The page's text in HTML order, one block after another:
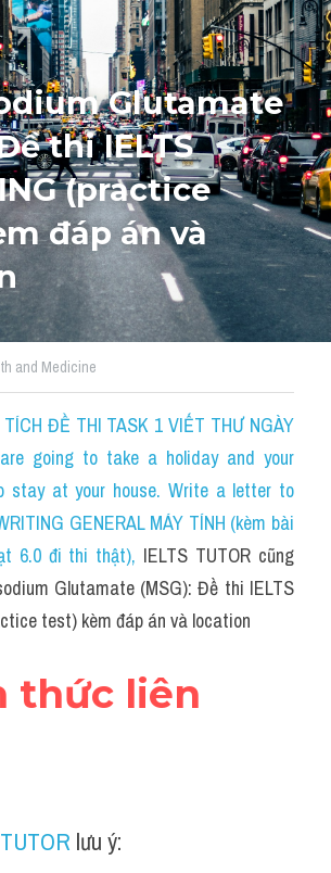
Travelling
nghe Tiếng Anh cùng IELTS T
Glutamate
thi IELTS
(practice
đáp án và
and Medicine
TÍCH ĐỀ THI TASK 1 VIẾT THƯ NGÀY
are going to take a holiday and your
stay at your house. Write a letter to
GENERAL MÁY TÍNH (kèm bài
6.0 đi thi thật), IELTS TUTOR cũng
Glutamate (MSG): Đề thi IELTS
test) kèm đáp án và location
thức liên
lưu ý: